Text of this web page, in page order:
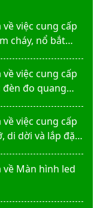
việc cung cấp
cháy, nổ bắt
việc cung cấp
đèn đo quang
ASSY)
việc cung cấp
di dời và lắp đặt
Màn hình led